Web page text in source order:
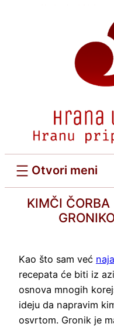
KIMČI
Kao što sam već
recepata će biti iz
osnova mnogih
ideju da napravim
osvrtom. Gronik je